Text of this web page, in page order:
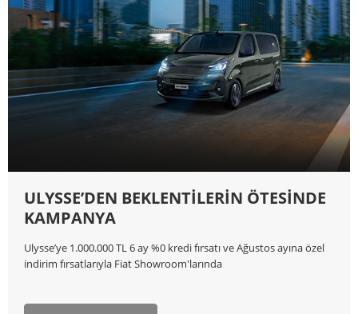
ULYSSE’DEN BEKLENTİLERİN ÖTESİNDE
KAMPANYA
Ulysse’ye 1.000.000 TL 6 ay %0 kredi fırsatı ve Ağustos ayına özel
indirim fırsatlarıyla Fiat Showroom'larında